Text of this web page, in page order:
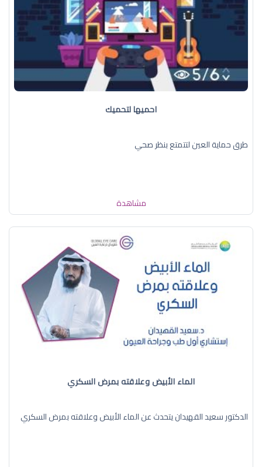
احميها لتحميك
طرق حماية العين لتتمتع بنظر صحي
مشاهدة
الماء الأبيض وعلاقته بمرض السكري
الدكتور سعيد القهيدان يتحدث عن الماء الأبيض وعلاقته بمرض السكري